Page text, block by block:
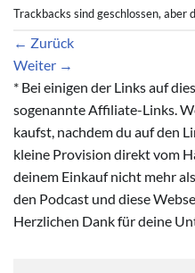
Trackbacks sind geschlossen, aber
← Zurück
Weiter →
* Bei einigen der Links auf
sogenannte Affiliate-Links.
kaufst, nachdem du auf den
kleine Provision direkt vom
deinem Einkauf nicht mehr
den Podcast und diese
Herzlichen Dank für deine